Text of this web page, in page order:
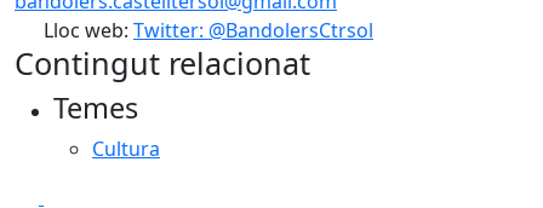
Lloc web: Twitter: @BandolersCtrsol
Contingut relacionat
Temes
Cultura